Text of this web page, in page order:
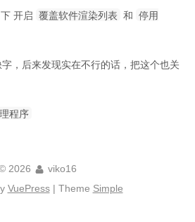
下 开启 覆盖软件渲染列表 和 停用
，后来发现实在不行的话，把这个也关
程序
2026
viko16
VuePress| Theme Simple